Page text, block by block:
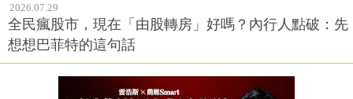
2026.07.29
全民瘋股市，現在「由股轉房」好嗎？內行人點破：先
想想巴菲特的這句話